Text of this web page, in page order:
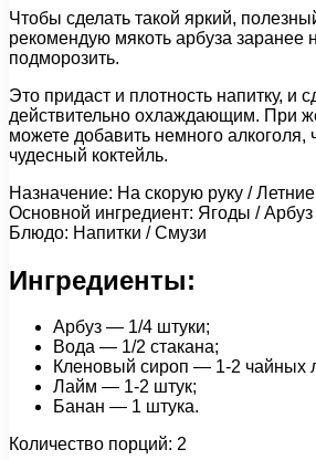
Чтобы сделать такой яркий,
рекомендую мякоть арбуза заранее
подморозить.
Это придаст и плотность напитку, и
действительно охлаждающим. При
можете добавить немного алкоголя,
чудесный коктейль.
Назначение: На скорую руку / Летние
Основной ингредиент: Ягоды / Арбуз
Блюдо: Напитки / Смузи
Ингредиенты:
Арбуз — 1/4 штуки;
Вода — 1/2 стакана;
Кленовый сироп — 1-2 чайных
Лайм — 1-2 штук;
Банан — 1 штука.
Количество порций: 2